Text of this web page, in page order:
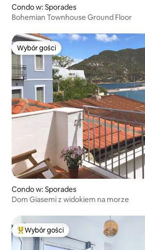
Condo w: Sporades
Bohemian Townhouse Ground Floor
Wybór gości
Wybór gości
Condo w: Sporades
Dom Giasemi z widokiem na morze
Najpopularniejsze z kategorii Wybór gości
Wybór gości